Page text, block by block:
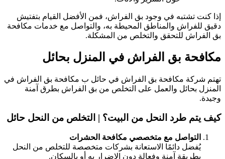
كنت تشتبه في وجود بق الفراش، فمن الأفضل القيام بتفتيش
للفراش والمناطق المحيطة به، والتواصل مع خدمات مكافحة
الفراش للتحقق والتخلص من المشكلة.
بق الفراش في المنزل بحائل
شركة مكافحة بق الفراش في حائل ب مكافحة بق الفراش في
بحائل والعمل على التخلص من بق الفراش بطرق آمنة
يتم طرد النحل من البيت؟ | التخلص من النحل حائل
التواصل مع متخصصي مكافحة الحشرات
يُفضل دائمًا الاستعانة بشركات متخصصة للتخلص من النحل
بطريقة آمنة وفعالة دون الإضرار به أو بالسكان.